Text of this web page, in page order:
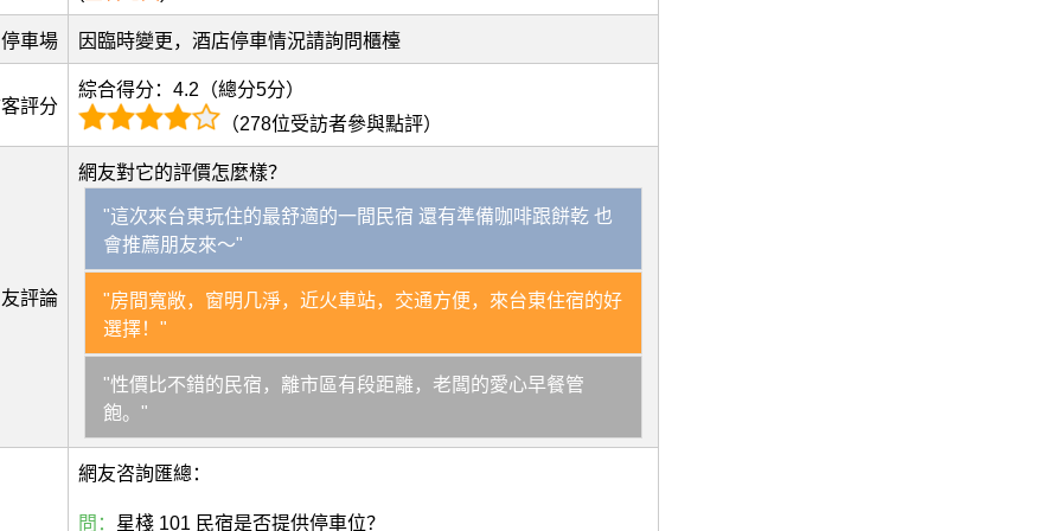
停車場 因臨時變更，酒店停車情況請詢問櫃檯
評分
綜合得分：4.2（總分5分）
（278位受訪者參與點評）
評論
網友對它的評價怎麼樣？
"這次來台東玩住的最舒適的一間民宿 還有準備咖啡跟餅乾 也
會推薦朋友來～"
"房間寬敞，窗明几淨，近火車站，交通方便，來台東住宿的好
選擇！"
"性價比不錯的民宿，離市區有段距離，老闆的愛心早餐管
飽。"
網友咨詢匯總：
問： 星棧 101 民宿是否提供停車位？